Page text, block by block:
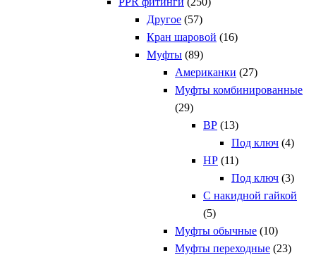
Другое (57)
Кран шаровой (16)
Муфты (89)
Американки (27)
Муфты комбинированные
(29)
ВР (13)
Под ключ (4)
НР (11)
Под ключ (3)
С накидной гайкой
(5)
Муфты обычные (10)
Муфты переходные (23)